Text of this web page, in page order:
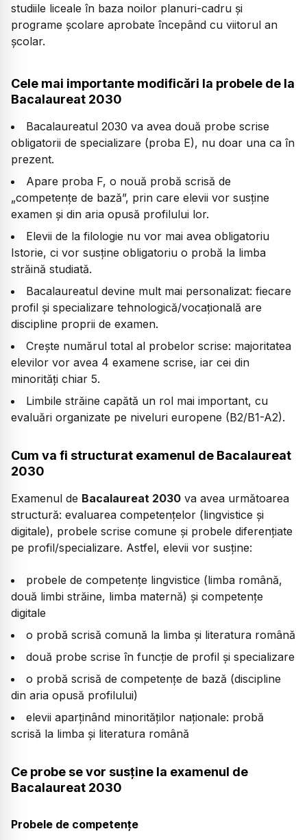
studiile liceale în baza noilor planuri-cadru și
programe școlare aprobate începând cu viitorul an
școlar.
Cele mai importante modificări la probele de la
Bacalaureat 2030
Bacalaureatul 2030 va avea două probe scrise
obligatorii de specializare (proba E), nu doar una ca în
prezent.
Apare proba F, o nouă probă scrisă de
„competențe de bază”, prin care elevii vor susține
examen și din aria opusă profilului lor.
Elevii de la filologie nu vor mai avea obligatoriu
Istorie, ci vor susține obligatoriu o probă la limba
străină studiată.
Bacalaureatul devine mult mai personalizat: fiecare
profil și specializare tehnologică/vocațională are
discipline proprii de examen.
Crește numărul total al probelor scrise: majoritatea
elevilor vor avea 4 examene scrise, iar cei din
minorități chiar 5.
Limbile străine capătă un rol mai important, cu
evaluări organizate pe niveluri europene (B2/B1-A2).
Cum va fi structurat examenul de Bacalaureat
2030
Examenul de Bacalaureat 2030 va avea următoarea
structură: evaluarea competențelor (lingvistice și
digitale), probele scrise comune și probele diferențiate
pe profil/specializare. Astfel, elevii vor susține:
probele de competențe lingvistice (limba română,
două limbi străine, limba maternă) și competențe
digitale
o probă scrisă comună la limba și literatura română
două probe scrise în funcție de profil și specializare
o probă scrisă de competențe de bază (discipline
din aria opusă profilului)
elevii aparținând minorităților naționale: probă
scrisă la limba și literatura română
Ce probe se vor susține la examenul de
Bacalaureat 2030
Probele de competențe